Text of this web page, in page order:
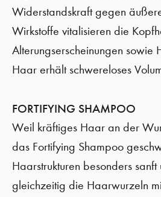
Widerstandskraft gegen
Wirkstoffe vitalisieren die
Alterungserscheinungen sowie
Haar erhält schwereloses
FORTIFYING SHAMPOO
Weil kräftiges Haar an der
das Fortifying Shampoo
Haarstrukturen besonders sanft
gleichzeitig die Haarwurzeln